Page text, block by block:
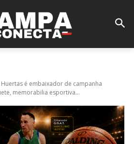
é embaixador de campanha
memorabilia esportiva...